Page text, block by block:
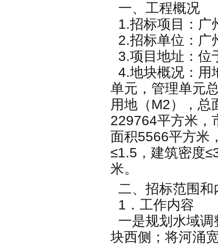
一、工程概况
1.招标项目：广
2.招标单位：广
3.项目地址：位
4.地块概况：用
单元，管理单元
用地（M2），总
229764平方米，
面积5566平方米
≤1.5，建筑密度
米。
二、招标范围和
1．工作内容
一是规划水域
块西侧；将河涌